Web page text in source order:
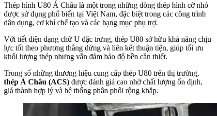
Thép hình U80 Á Châu là một trong những dòng thép hình cỡ nhỏ
được sử dụng phổ biến tại Việt Nam, đặc biệt trong các công trình
dân dụng, cơ khí chế tạo và các hạng mục phụ trợ.
Với tiết diện dạng chữ U đặc trưng, thép U80 sở hữu khả năng chịu
lực tốt theo phương thẳng đứng và liên kết thuận tiện, giúp tối ưu
khối lượng thép nhưng vẫn đảm bảo độ bền cần thiết.
Trong số những thương hiệu cung cấp thép U80 trên thị trường,
thép Á Châu (ACS) được đánh giá cao nhờ chất lượng ổn định,
giá thành hợp lý và hệ thống phân phối rộng khắp.